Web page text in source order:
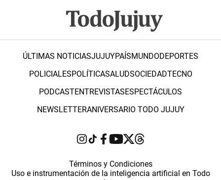
ÚLTIMAS NOTICIASJUJUYPAÍSMUNDODEPORTES
POLICIALESPOLÍTICASALUDSOCIEDADTECNO
PODCASTENTREVISTASESPECTÁCULOS
NEWSLETTERANIVERSARIO TODO JUJUY
Términos y Condiciones
Uso e instrumentación de la inteligencia artificial en Todo